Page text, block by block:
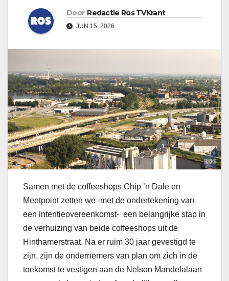
Door Redactie Ros TVKrant
JUN 15, 2026
Samen met de coffeeshops Chip ’n Dale en
Meetpoint zetten we -met de ondertekening van
een intentieovereenkomst- een belangrijke stap in
de verhuizing van beide coffeeshops uit de
Hinthamerstraat. Na er ruim 30 jaar gevestigd te
zijn, zijn de ondernemers van plan om zich in de
toekomst te vestigen aan de Nelson Mandelalaan